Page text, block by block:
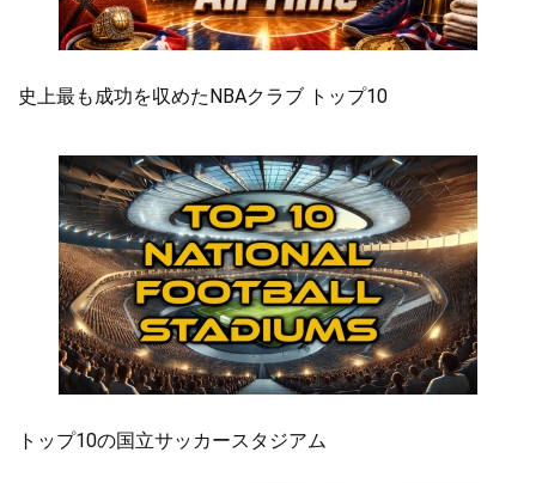
史上最も成功を収めたNBAクラブ トップ10
トップ10の国立サッカースタジアム